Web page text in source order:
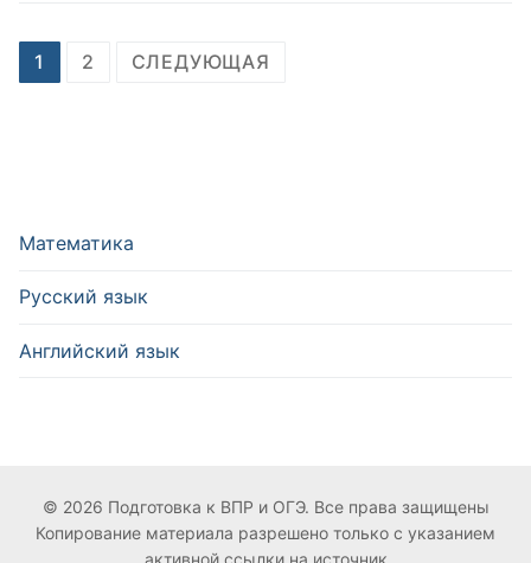
Навигация
1 2 СЛЕДУЮЩАЯ
Математика
Русский язык
Английский язык
© 2026 Подготовка к ВПР и ОГЭ. Все права защищены
Копирование материала разрешено только с указанием
активной ссылки на источник